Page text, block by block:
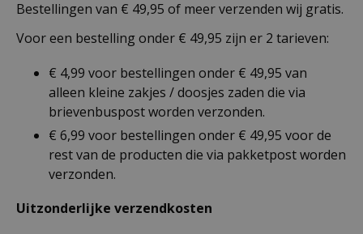
Bestellingen van € 49,95 of meer verzenden wij gratis.
Voor een bestelling onder € 49,95 zijn er 2 tarieven:
€ 4,99 voor bestellingen onder € 49,95 van
alleen kleine zakjes / doosjes zaden die via
brievenbuspost worden verzonden.
€ 6,99 voor bestellingen onder € 49,95 voor de
rest van de producten die via pakketpost worden
verzonden.
Uitzonderlijke verzendkosten